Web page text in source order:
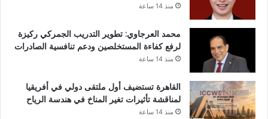
منذ 14 ساعة
محمد العرجاوي: تطوير التدريب الجمركي ركيزة
لرفع كفاءة المستخلصين ودعم تنافسية الصادرات
منذ 14 ساعة
القاهرة تستضيف أول ملتقى دولي في أفريقيا
لمناقشة تأثيرات تغير المناخ في هندسة الرياح
منذ 14 ساعة